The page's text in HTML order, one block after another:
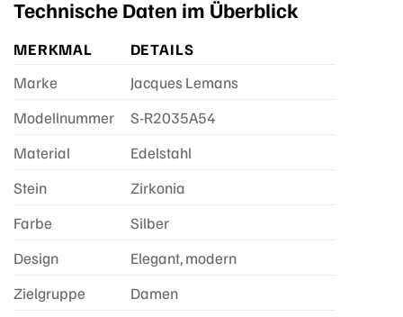
Technische Daten im Überblick
MERKMAL
DETAILS
Marke
Jacques Lemans
Modellnummer
S-R2035A54
Material
Edelstahl
Stein
Zirkonia
Farbe
Silber
Design
Elegant, modern
Zielgruppe
Damen